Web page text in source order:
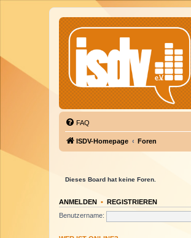
FAQ
ISDV-Homepage Foren
Dieses Board hat keine Foren.
ANMELDEN • REGISTRIEREN
Benutzername: